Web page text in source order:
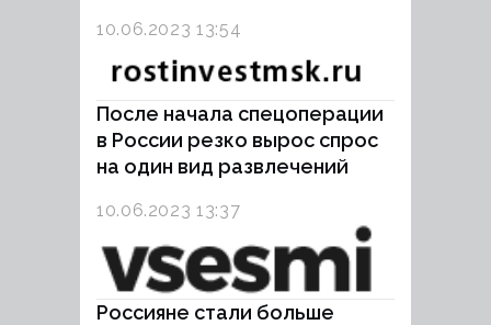
10.06.2023 13:54
После начала спецоперации
в России резко вырос спрос
на один вид развлечений
10.06.2023 13:37
Россияне стали больше